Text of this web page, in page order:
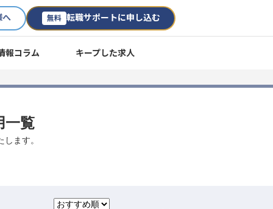
へ 無料 転職サポートに申し込む
報コラム キープした求人
一覧
ます。